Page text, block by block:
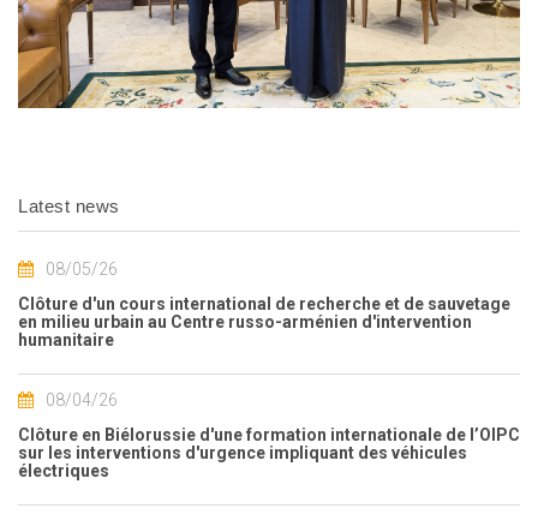
Latest news
08/05/26
Clôture d'un cours international de recherche et de sauvetage
en milieu urbain au Centre russo-arménien d'intervention
humanitaire
08/04/26
Clôture en Biélorussie d'une formation internationale de l’OIPC
sur les interventions d'urgence impliquant des véhicules
électriques